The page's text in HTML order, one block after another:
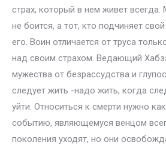
страх, который в нем живет
не боится, а тот, кто подчиняет
его. Воин отличается от труса
над своим страхом. Ведающий
мужества от безрассудства и
следует жить -надо жить, когда
уйти. Относиться к смерти нужно
событию, являющемуся венцом
поколения уходят, но они